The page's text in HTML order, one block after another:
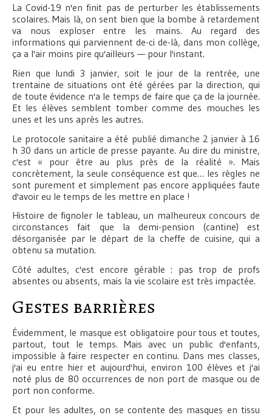
La Covid-19 n'en finit pas de perturber les établissements
scolaires. Mais là, on sent bien que la bombe à retardement
va nous exploser entre les mains. Au regard des
informations qui parviennent de-ci de-là, dans mon collège,
ça a l'air moins pire qu'ailleurs — pour l'instant.
Rien que lundi 3 janvier, soit le jour de la rentrée, une
trentaine de situations ont été gérées par la direction, qui
de toute évidence n'a le temps de faire que ça de la journée.
Et les élèves semblent tomber comme des mouches les
unes et les uns après les autres.
Le protocole sanitaire a été publié dimanche 2 janvier à 16
h 30 dans un article de presse payante. Au dire du ministre,
c'est « pour être au plus près de la réalité ». Mais
concrètement, la seule conséquence est que… les règles ne
sont purement et simplement pas encore appliquées faute
d'avoir eu le temps de les mettre en place !
Histoire de fignoler le tableau, un malheureux concours de
circonstances fait que la demi-pension (cantine) est
désorganisée par le départ de la cheffe de cuisine, qui a
obtenu sa mutation.
Côté adultes, c'est encore gérable : pas trop de profs
absentes ou absents, mais la vie scolaire est très impactée.
Gestes barrières
Évidemment, le masque est obligatoire pour tous et toutes,
partout, tout le temps. Mais avec un public d'enfants,
impossible à faire respecter en continu. Dans mes classes,
j'ai eu entre hier et aujourd'hui, environ 100 élèves et j'ai
noté plus de 80 occurrences de non port de masque ou de
port non conforme.
Et pour les adultes, on se contente des masques en tissu